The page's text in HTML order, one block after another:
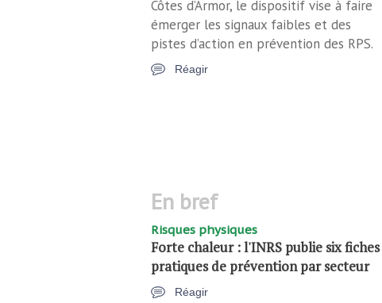
Côtes d’Armor, le dispositif vise à faire
émerger les signaux faibles et des
pistes d’action en prévention des RPS.
Réagir
en bref
Risques physiques
Forte chaleur : l'INRS publie six fiches
pratiques de prévention par secteur
Réagir